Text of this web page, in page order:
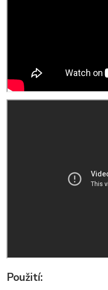
Použití: